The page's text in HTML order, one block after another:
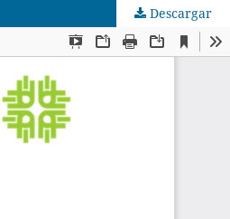
Descargar